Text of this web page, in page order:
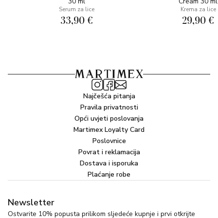
SASTOJCI: AQUA (WATER), METHYLPROPANEDIOL,
PERSEA GRATISSIMA (AVOCADO) OIL, LIMNANTHES
ALBA (MEADOWFOAM) SEED OIL, ISOAMYL
(WAX) CERA, DISTARCH PHOSPHATE, CETEARYL
ALCOHOL, GLYCERIN, PHENOXYETHANOL, BEHENYL
ALCOHOL, SOYBEAN GLYCERIDES, SODIUM
STEAROYL GLUTAMATE,
POLYPERFLUOROMETHYLISOPROPYL ETHER,
GLYCERYL UNDECYLENATE, ECTOIN, STEARIC ACID,
PALMITIC ACID, PARFUM (FRAGRANCE),
DIMETHICONE, BUTYROSPERMUM PARKII (SHEA
BUTTER) UNSAPONIFIABLES, SODIUM CARBOMER,
PROPANEDIOL, TRIPLEUROSPERMUM MARITIMUM
HEXANEDIOL, ETHYLHEXYLGLYCERIN, TOCOPHEROL,
CYCLOPENTASILOXANE, SODIUM HYALURONATE,
Serum za lice
33,90 €
Krema za lice
29,90 €
Najčešća pitanja
Pravila privatnosti
Opći uvjeti poslovanja
Martimex Loyalty Card
Poslovnice
Povrat i reklamacija
Dostava i isporuka
Plaćanje robe
Newsletter
Ostvarite 10% popusta prilikom sljedeće kupnje i prvi otkrijte